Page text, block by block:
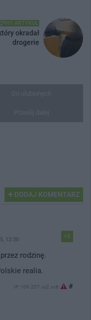
ARTYKUŁ
okradał
drogerie
DODAJ KOMENTARZ
+8
12:30
rodzinę.
realia.
IP: 109.207.xx2.xx8 #